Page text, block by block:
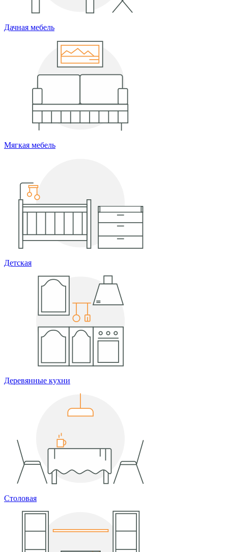
Дачная мебель
Мягкая мебель
Детская
Деревянные кухни
Столовая